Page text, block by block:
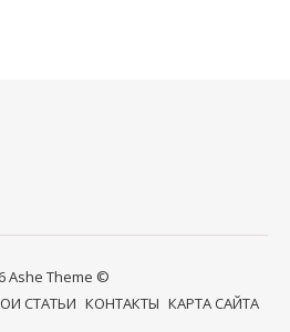
Ashe Theme ©
СТАТЬИ КОНТАКТЫ КАРТА САЙТА